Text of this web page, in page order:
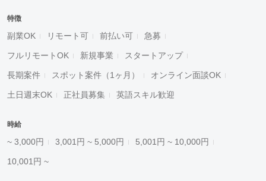
特徴
副業OK リモート可 前払い可 急募
フルリモートOK 新規事業 スタートアップ
長期案件 スポット案件（1ヶ月） オンライン面談OK
土日週末OK 正社員募集 英語スキル歓迎
時給
~ 3,000円 3,001円 ~ 5,000円 5,001円 ~ 10,000円
10,001円 ~